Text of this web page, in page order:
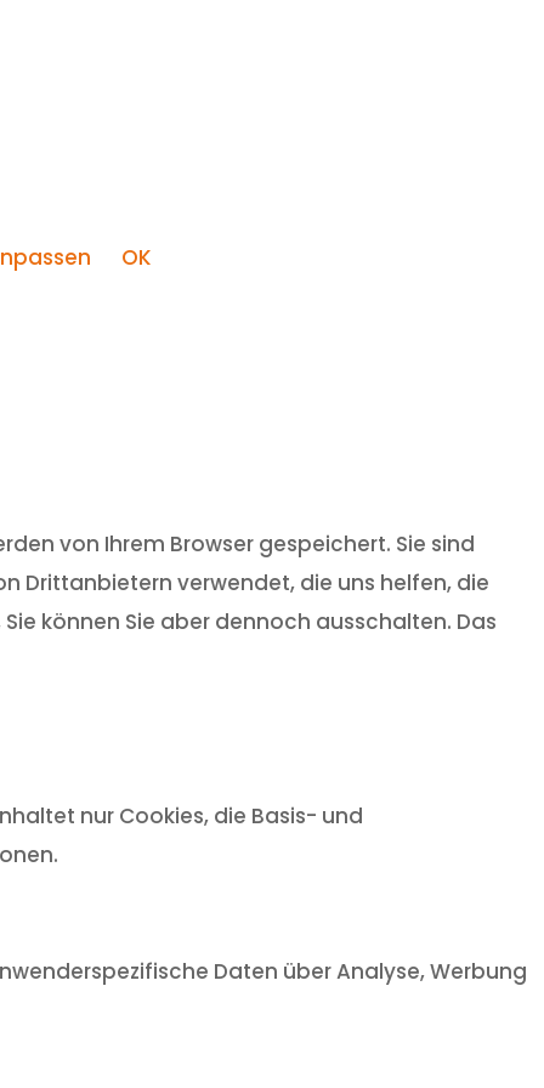
OK
von Ihrem Browser gespeichert. Sie sind
Drittanbietern verwendet, die uns helfen, die
können Sie aber dennoch ausschalten. Das
nur Cookies, die Basis- und
Daten über Analyse, Werbung